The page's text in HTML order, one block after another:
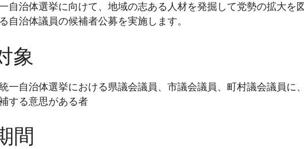
自治体選挙に向けて、地域の志ある人材を発掘して党勢の拡大を図
自治体議員の候補者公募を実施します。
象
一自治体選挙における県議会議員、市議会議員、町村議会議員に
する意思がある者
間